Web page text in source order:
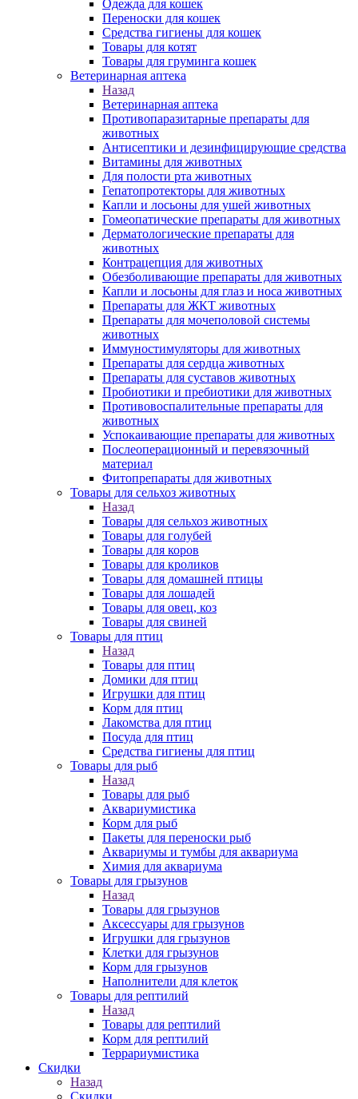
Одежда для кошек
Переноски для кошек
Средства гигиены для кошек
Товары для котят
Товары для груминга кошек
Ветеринарная аптека
Назад
Ветеринарная аптека
Противопаразитарные препараты для
животных
Антисептики и дезинфицирующие средства
Витамины для животных
Для полости рта животных
Гепатопротекторы для животных
Капли и лосьоны для ушей животных
Гомеопатические препараты для животных
Дерматологические препараты для
животных
Контрацепция для животных
Обезболивающие препараты для животных
Капли и лосьоны для глаз и носа животных
Препараты для ЖКТ животных
Препараты для мочеполовой системы
животных
Иммуностимуляторы для животных
Препараты для сердца животных
Препараты для суставов животных
Пробиотики и пребиотики для животных
Противовоспалительные препараты для
животных
Успокаивающие препараты для животных
Послеоперационный и перевязочный
материал
Фитопрепараты для животных
Товары для сельхоз животных
Назад
Товары для сельхоз животных
Товары для голубей
Товары для коров
Товары для кроликов
Товары для домашней птицы
Товары для лошадей
Товары для овец, коз
Товары для свиней
Товары для птиц
Назад
Товары для птиц
Домики для птиц
Игрушки для птиц
Корм для птиц
Лакомства для птиц
Посуда для птиц
Средства гигиены для птиц
Товары для рыб
Назад
Товары для рыб
Аквариумистика
Корм для рыб
Пакеты для переноски рыб
Аквариумы и тумбы для аквариума
Химия для аквариума
Товары для грызунов
Назад
Товары для грызунов
Аксессуары для грызунов
Игрушки для грызунов
Клетки для грызунов
Корм для грызунов
Наполнители для клеток
Товары для рептилий
Назад
Товары для рептилий
Корм для рептилий
Террариумистика
Скидки
Назад
Скидки